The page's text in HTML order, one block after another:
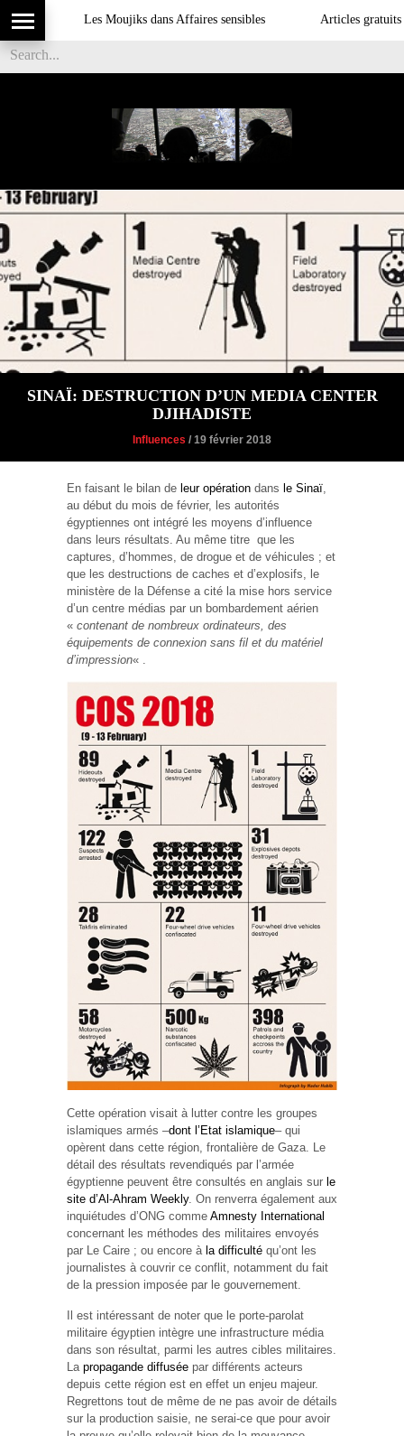
Les Moujiks dans Affaires sensibles Articles gratuits
SINAÏ: DESTRUCTION D’UN MEDIA CENTER
DJIHADISTE
Influences / 19 février 2018
En faisant le bilan de leur opération dans le Sinaï
au début du mois de février, les autorités
égyptiennes ont intégré les moyens d’influence
dans leurs résultats. Au même titre que les
captures, d’hommes, de drogue et de véhicules ; et
que les destructions de caches et d’explosifs, le
ministère de la Défense a cité la mise hors service
d’un centre médias par un bombardement aérien
« contenant de nombreux ordinateurs, des
équipements de connexion sans fil et du matériel
d’impression« .
Cette opération visait à lutter contre les groupes
islamiques armés –dont l’Etat islamique– qui
opèrent dans cette région, frontalière de Gaza. Le
détail des résultats revendiqués par l’armée
égyptienne peuvent être consultés en anglais sur le
site d’Al-Ahram Weekly. On renverra également aux
inquiétudes d’ONG comme Amnesty International
concernant les méthodes des militaires envoyés
par Le Caire ; ou encore à la difficulté qu’ont les
journalistes à couvrir ce conflit, notamment du fait
de la pression imposée par le gouvernement.
Il est intéressant de noter que le porte-parolat
militaire égyptien intègre une infrastructure média
dans son résultat, parmi les autres cibles militaires.
La propagande diffusée par différents acteurs
depuis cette région est en effet un enjeu majeur.
Regrettons tout de même de ne pas avoir de détails
sur la production saisie, ne serai-ce que pour avoir